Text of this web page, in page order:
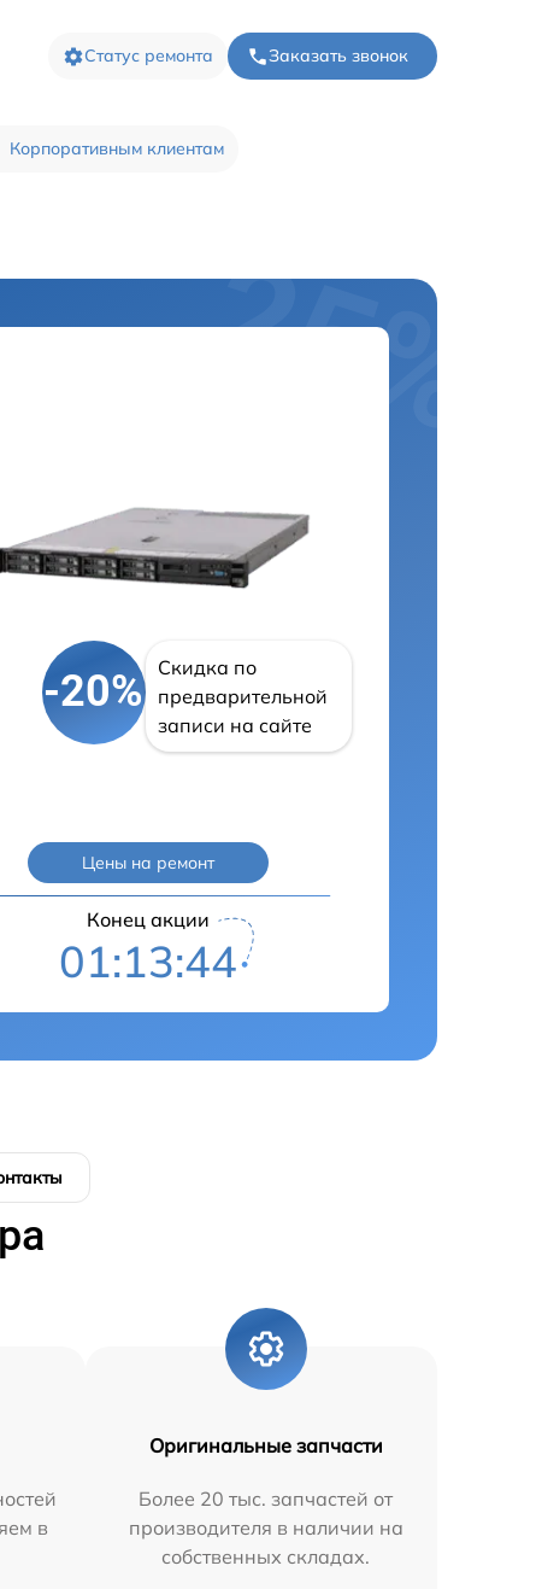
Статус ремонта Заказать звонок
Корпоративным клиентам
-20%
Скидка по
предварительной
записи на сайте
Цены на ремонт
Конец акции
01:13:43
в
Оригинальные запчасти
Более 20 тыс. запчастей от
производителя в наличии на
собственных складах.